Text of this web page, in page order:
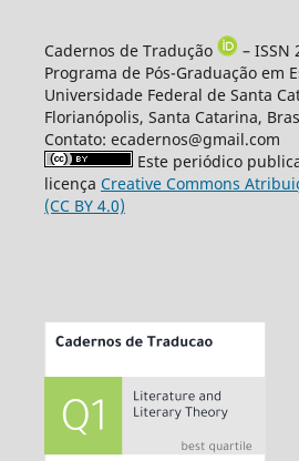
Cadernos de Tradução
– ISSN
Programa de Pós-Graduação em
Universidade Federal de Santa
Florianópolis, Santa Catarina,
Contato: ecadernos@gmail.com
Este periódico
licença Creative Commons
(CC BY 4.0)